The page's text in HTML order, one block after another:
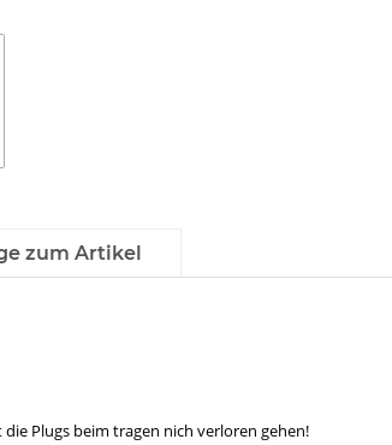
zum Artikel
die Plugs beim tragen nich verloren gehen!